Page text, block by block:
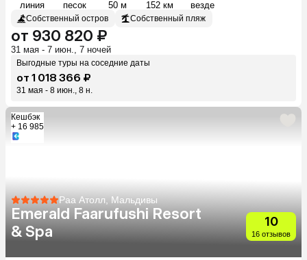
линия песок 50 м 152 км везде
Собственный остров Собственный пляж
от 930 820 ₽
31 мая - 7 июн., 7 ночей
Выгодные туры на соседние даты
от 1 018 366 ₽
31 мая - 8 июн., 8 н.
Кешбэк
+ 16 985
Раа Атолл, Мальдивы
Emerald Faarufushi Resort
& Spa
10
16 отзывов